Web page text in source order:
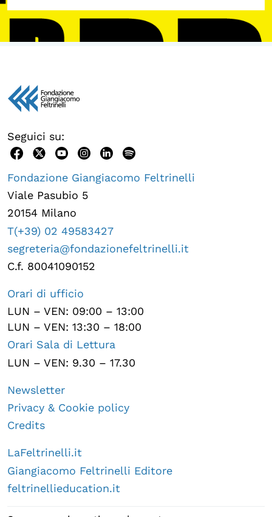
Attività per bambine e bambini
Programmi per le scuole
Master e Executive Program
Seguici su:
Fondazione Giangiacomo Feltrinelli
Viale Pasubio 5
20154 Milano
T(+39) 02 49583427
segreteria@fondazionefeltrinelli.it
C.f. 80041090152
Orari di ufficio
LUN – VEN: 09:00 – 13:00
LUN – VEN: 13:30 – 18:00
Orari Sala di Lettura
LUN – VEN: 9.30 – 17.30
Newsletter
Privacy & Cookie policy
Credits
LaFeltrinelli.it
Giangiacomo Feltrinelli Editore
feltrinellieducation.it